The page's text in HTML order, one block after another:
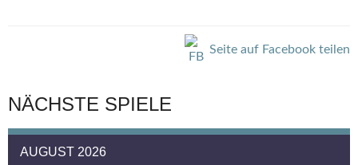
Seite auf Facebook teilen
NÄCHSTE SPIELE
AUGUST 2026